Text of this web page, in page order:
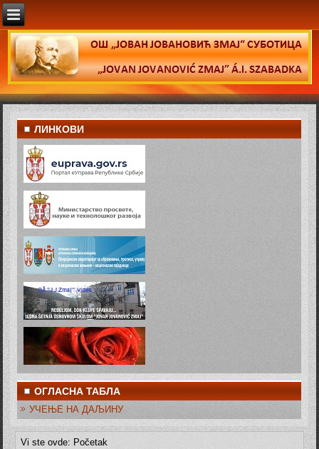
ЛИНКОВИ
ОГЛАСНА ТАБЛА
УЧЕЊЕ НА ДАЉИНУ
Vi ste ovde: Početak